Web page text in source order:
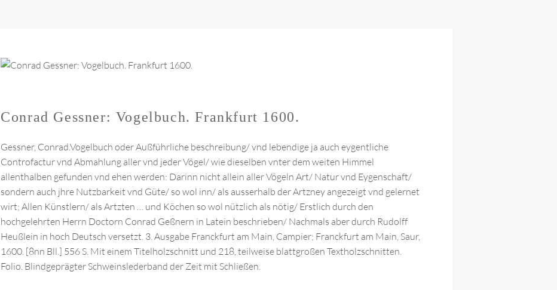
Conrad Gessner: Vogelbuch. Frankfurt 1600.
Gessner, Conrad.Vogelbuch oder Außführliche beschreibung/ vnd lebendige ja auch eygentliche
Controfactur vnd Abmahlung aller vnd jeder Vögel/ wie dieselben vnter dem weiten Himmel
allenthalben gefunden vnd ehen werden: Darinn nicht allein aller Vögeln Art/ Natur vnd Eygenschaft/
sondern auch jhre Nutzbarkeit vnd Güte/ so wol inn/ als ausserhalb der Artzney angezeigt vnd gelernet
wirt; Allen Künstlern/ als Artzten … und Köchen so wol nützlich als nötig/ Erstlich durch den
hochgelehrten Herrn Doctorn Conrad Geßnern in Latein beschrieben/ Nachmals aber durch Rudolff
Heußlein in hoch Deutsch versetzt. 3. Ausgabe Franckfurt am Main, Campier; Franckfurt am Main, Saur,
1600. [8nn Bll.] 556 S. Mit einem Titelholzschnitt und 218, teilweise blattgroßen Textholzschnitten.
Folio. Blindgeprägter Schweinslederband der Zeit mit Schließen.